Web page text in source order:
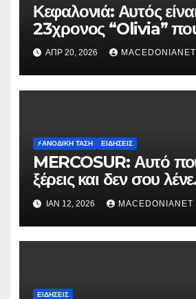
Κεφαλονιά: Αυτός
23χρονος “Olivia”
κατηγορείται για τον
Μυρτούς
ΑΠΡ 20, 2026 MACEDONIANET
⚡️ΑΝΟΔΙΚΉ ΤΆΣΗ ΕΙΔΉΣΕΙΣ
MERCOSUR: Αυτό
ξέρεις και δεν σου
ΙΑΝ 12, 2026 MACEDONIANET
ΕΙΔΉΣΕΙΣ